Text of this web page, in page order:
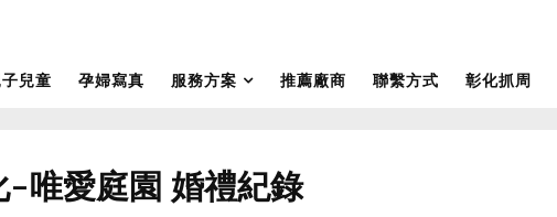
兒童 孕婦寫真 服務方案 推薦廠商 聯繫方式 彰化抓周
唯愛庭園 婚禮紀錄